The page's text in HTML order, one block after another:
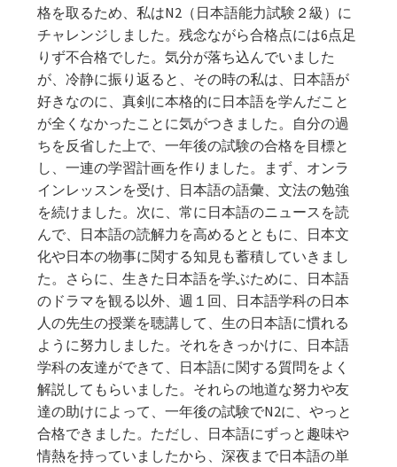
格を取るため、私はN2（日本語能力試験２級）に
チャレンジしました。残念ながら合格点には6点足
りず不合格でした。気分が落ち込んでいました
が、冷静に振り返ると、その時の私は、日本語が
好きなのに、真剣に本格的に日本語を学んだこと
が全くなかったことに気がつきました。自分の過
ちを反省した上で、一年後の試験の合格を目標と
し、一連の学習計画を作りました。まず、オンラ
インレッスンを受け、日本語の語彙、文法の勉強
を続けました。次に、常に日本語のニュースを読
んで、日本語の読解力を高めるとともに、日本文
化や日本の物事に関する知見も蓄積していきまし
た。さらに、生きた日本語を学ぶために、日本語
のドラマを観る以外、週１回、日本語学科の日本
人の先生の授業を聴講して、生の日本語に慣れる
ように努力しました。それをきっかけに、日本語
学科の友達ができて、日本語に関する質問をよく
解説してもらいました。それらの地道な努力や友
達の助けによって、一年後の試験でN2に、やっと
合格できました。ただし、日本語にずっと趣味や
情熱を持っていましたから、深夜まで日本語の単